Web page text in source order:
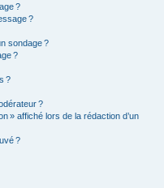
?
?
sondage ?
?
?
?
» affiché lors de la rédaction d’un
?